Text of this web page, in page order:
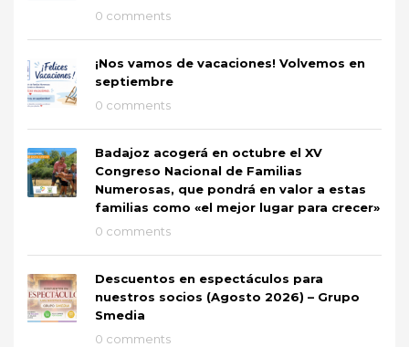
0 comments
¡Nos vamos de vacaciones! Volvemos en
septiembre
0 comments
Badajoz acogerá en octubre el XV
Congreso Nacional de Familias
Numerosas, que pondrá en valor a estas
familias como «el mejor lugar para crecer»
0 comments
Descuentos en espectáculos para
nuestros socios (Agosto 2026) – Grupo
Smedia
0 comments